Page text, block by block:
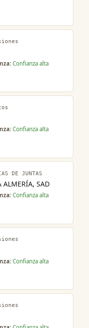
Confianza alta
Confianza alta
DE JUNTAS
ALMERÍA, SAD
Confianza alta
Confianza alta